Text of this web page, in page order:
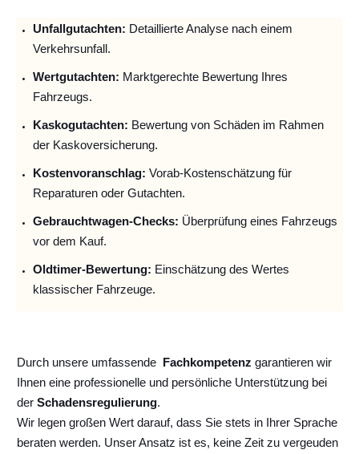
Unfallgutachten: Detaillierte Analyse nach einem
Verkehrsunfall.
Wertgutachten: Marktgerechte Bewertung Ihres
Fahrzeugs.
Kaskogutachten: Bewertung von Schäden im Rahmen
der Kaskoversicherung.
Kostenvoranschlag: Vorab-Kostenschätzung für
Reparaturen oder Gutachten.
Gebrauchtwagen-Checks: Überprüfung eines Fahrzeugs
vor dem Kauf.
Oldtimer-Bewertung: Einschätzung des Wertes
klassischer Fahrzeuge.
Durch unsere umfassende Fachkompetenz garantieren wir
Ihnen eine professionelle und persönliche Unterstützung bei
der Schadensregulierung.
Wir legen großen Wert darauf, dass Sie stets in Ihrer Sprache
beraten werden. Unser Ansatz ist es, keine Zeit zu vergeuden